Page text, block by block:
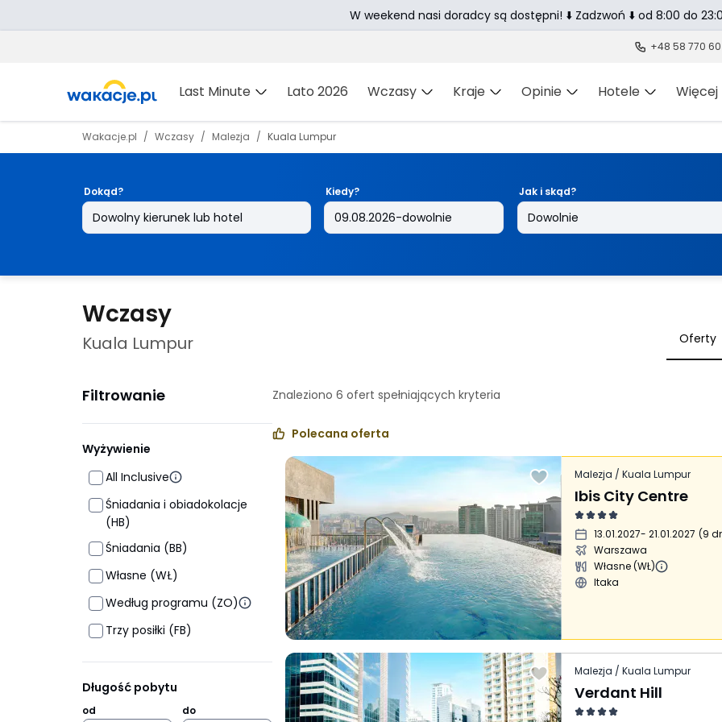
+48 58 770 60
Last Minute Lato 2026 Wczasy Kraje Opinie Hotele Więcej
Wakacje.pl Wczasy Malezja Kuala Lumpur
Dokąd? Kiedy? Jak i skąd?
Wczasy
Kuala Lumpur Oferty
Filtrowanie
Wyżywienie
All Inclusive
Śniadania i obiadokolacje
(HB)
Śniadania (BB)
Własne (WŁ)
Według programu (ZO)
Trzy posiłki (FB)
Długość pobytu
od do
Znaleziono 6 ofert spełniających kryteria
Polecana oferta
Malezja / Kuala Lumpur
Ibis City Centre
13.01.2027- 21.01.2027 (9
Warszawa
Własne (WŁ)
Itaka
Malezja / Kuala Lumpur
Verdant Hill
W weekend nasi doradcy są dostępni! ⬇️ Zadzwoń ⬇️ od 8:00 do